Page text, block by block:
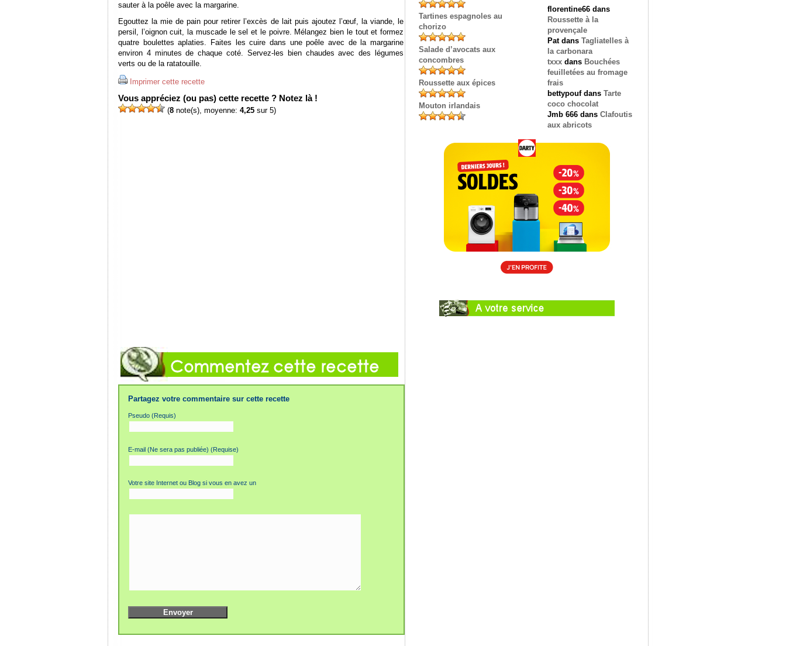
sauter à la poêle avec la margarine.
Egouttez la mie de pain pour retirer l’excès de lait puis ajoutez l’œuf, la viande, le
persil, l’oignon cuit, la muscade le sel et le poivre. Mélangez bien le tout et formez
quatre boulettes aplaties. Faites les cuire dans une poêle avec de la margarine
environ 4 minutes de chaque coté. Servez-les bien chaudes avec des légumes
verts ou de la ratatouille.
Imprimer cette recette
Vous appréciez (ou pas) cette recette ? Notez là !
(8 note(s), moyenne: 4,25 sur 5)
Partagez votre commentaire sur cette recette
Pseudo (Requis)
E-mail (Ne sera pas publiée) (Requise)
Votre site Internet ou Blog si vous en avez un
Tartines espagnoles au
chorizo
Salade d’avocats aux
concombres
Roussette aux épices
Mouton irlandais
florentine66 dans
Roussette à la
provençale
Patdans Tagliatelles à
la carbonara
txxx dans Bouchées
feuilletées au fromage
frais
bettypoufdans Tarte
coco chocolat
Jmb 666 dans Clafoutis
aux abricots